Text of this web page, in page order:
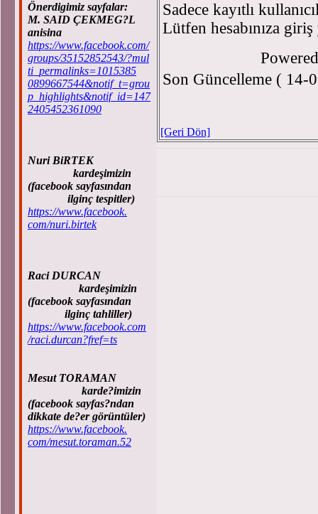
Önerdigimiz sayfalar:
M. SAID ÇEKMEG?L
anisina
https://www.facebook.com/
groups/35152852543/?mul
ti_permalinks=1015385
0899667544&notif_t=grou
p_highlights&notif_id=147
2405452361090
Nuri BiRTEK
kardeşimizin
(facebook sayfasından
ilginç tespitler)
https://www.facebook.
com/nuri.birtek
Raci DURCAN
kardeşimizin
(facebook sayfasından
ilginç tahliller)
https://www.facebook.com
/raci.durcan?fref=ts
Mesut TORAMAN
karde?imizin
(facebook sayfas?ndan
dikkate de?er görüntüler)
https://www.facebook.
com/mesut.toraman.52
Sadece kayıtlı
Lütfen hesabınıza
Son Güncelleme ( 14-
[Geri Dön]